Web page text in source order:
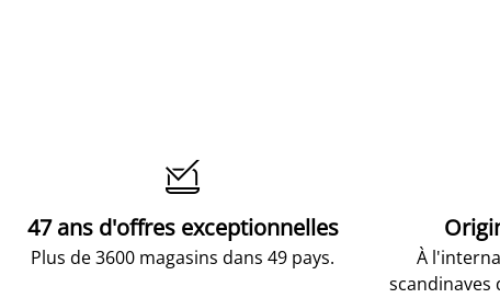

47 ans d'offres exceptionnelles
Plus de 3600 magasins dans 49 pays.
À
scandinaves